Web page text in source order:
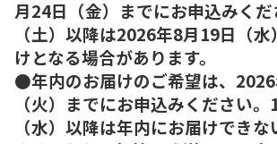
月24日（金）までにお申込みく
（土）以降は2026年8月19日（
けとなる場合があります。
●年内のお届けのご希望は、
（火）までにお申込みください。
（水）以降は年内にお届けでき